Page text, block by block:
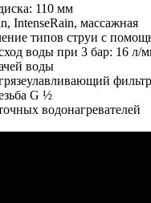
110 мм
IntenseRain, массажная
типов струи с
воды при 3 бар: 16 л/
воды
фильтр
G ½
водонагревателей